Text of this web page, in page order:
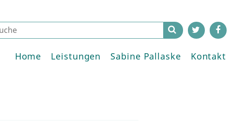
Home Leistungen Sabine Pallaske Kontakt